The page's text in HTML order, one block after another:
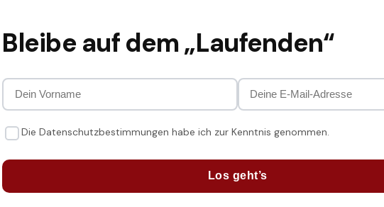
Bleibe auf dem „Laufenden“
Die Datenschutzbestimmungen habe ich zur Kenntnis genommen.
Los geht’s